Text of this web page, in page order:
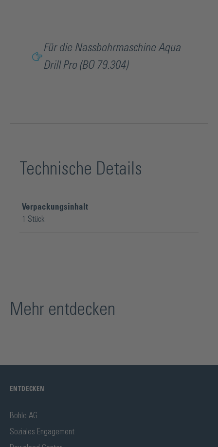
Für die Nassbohrmaschine Aqua
Drill Pro (BO 79.304)
Technische Details
Verpackungsinhalt
1 Stück
Mehr entdecken
ENTDECKEN
Bohle AG
Soziales Engagement